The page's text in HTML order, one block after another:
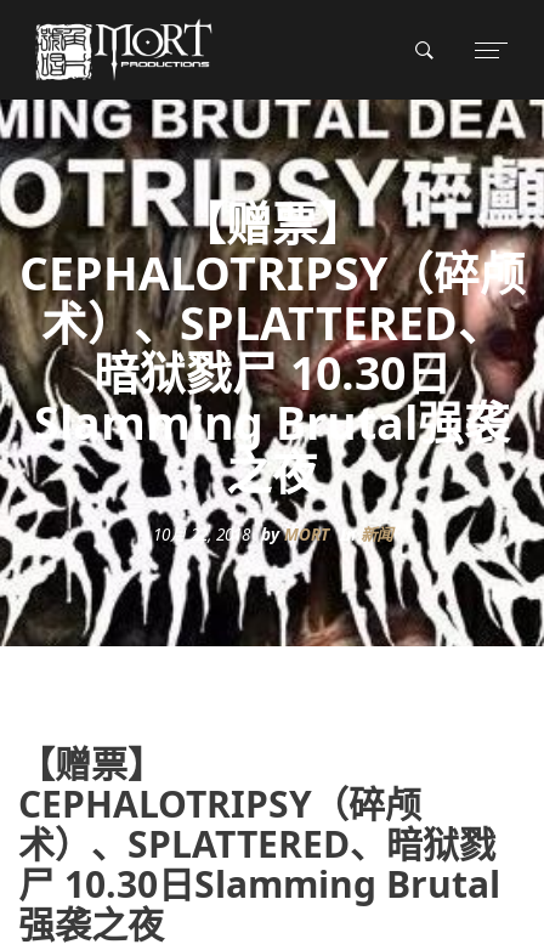
【赠票】
CEPHALOTRIPSY（碎颅
术）、SPLATTERED、
暗狱戮尸 10.30日
Slamming Brutal强袭
之夜
10月 22, 2018 byMORT In新闻
【赠票】
CEPHALOTRIPSY（碎颅
术）、SPLATTERED、暗狱戮
尸 10.30日Slamming Brutal
强袭之夜